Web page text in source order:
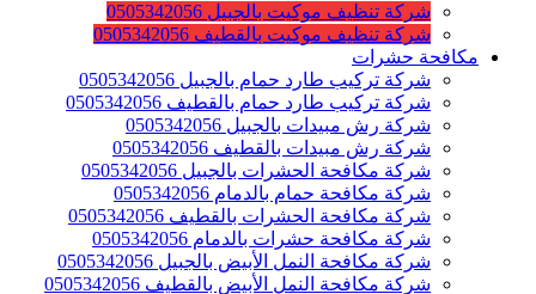
شركة تنظيف موكيت بالجبيل 0505342056
شركة تنظيف موكيت بالقطيف 0505342056
مكافحة حشرات
شركة تركيب طارد حمام بالجبيل 0505342056
شركة تركيب طارد حمام بالقطيف 0505342056
شركة رش مبيدات بالجبيل 0505342056
شركة رش مبيدات بالقطيف 0505342056
شركة مكافحة الحشرات بالجبيل 0505342056
شركة مكافحة حمام بالدمام 0505342056
شركة مكافحة الحشرات بالقطيف 0505342056
شركة مكافحة حشرات بالدمام 0505342056
شركة مكافحة النمل الأبيض بالجبيل 0505342056
شركة مكافحة النمل الأبيض بالقطيف 0505342056